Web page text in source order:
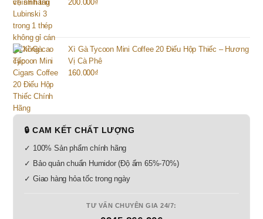
200.000₫
Xì Gà Tycoon Mini Coffee 20 Điếu Hộp Thiếc – Hương
Vị Cà Phê
160.000₫
🔒 CAM KẾT CHẤT LƯỢNG
✓ 100% Sản phẩm chính hãng
✓ Bảo quản chuẩn Humidor (Độ ẩm 65%-70%)
✓ Giao hàng hỏa tốc trong ngày
TƯ VẤN CHUYÊN GIA 24/7: